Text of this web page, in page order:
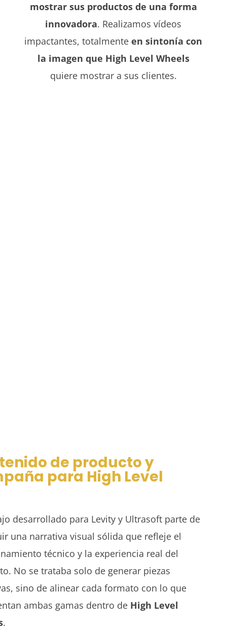
mostrar sus productos de una forma
innovadora. Realizamos vídeos
impactantes, totalmenteen sintonía con
la imagen que High Level Wheels
quiere mostrar a sus clientes.
de producto y
para High Level
desarrollado para Levity y Ultrasoft parte de
una narrativa visual sólida que refleje el
técnico y la experiencia real del
No se trataba solo de generar piezas
sino de alinear cada formato con lo que
ambas gamas dentro de High Level
.